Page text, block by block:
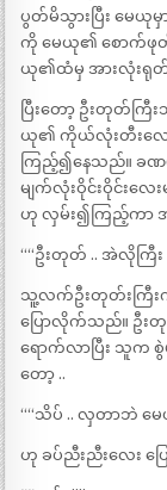
ပွတ်မိသွားပြီး မ
ကို မေယု၏ စောက်ဖု
ယု၏ထံမှ အားလုံးရု
ပြီးတော့ ဦးတုတ်က
ယု၏ ကိုယ်လုံးတီးလေးကို
ကြည့်၍နေသည်။ ခဏ
မျက်လုံးဝိုင်းဝိုင်းလ
ဟု လှမ်း၍ကြည့်က
““ဦးတုတ် .. အဲလိုကြီး
သူ့လက်ဦးတုတ်းကြီး
ပြောလိုက်သည်။ ဦ
ရောက်လာပြီး သူက
တော့ ..
““သိပ် .. လှတာဘဲ မေ
ဟု ခပ်ညီးညီးလေး ပ